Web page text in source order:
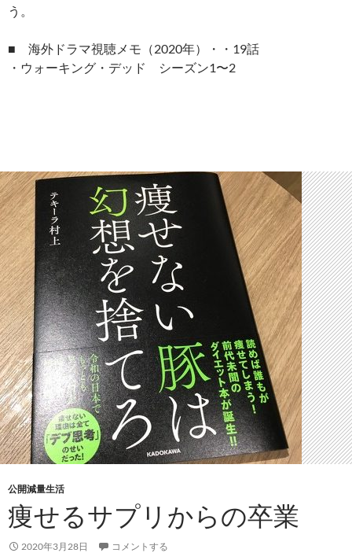
う。
■ 海外ドラマ視聴メモ（2020年）・・19話
・ウォーキング・デッド シーズン1〜2
公開減量生活
痩せるサプリからの卒業
2020年3月28日 コメントする